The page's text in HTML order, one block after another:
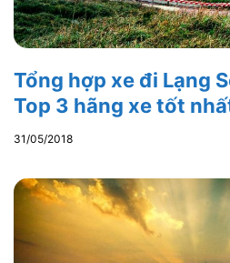
Tổng hợp xe đi Lạng
Top 3 hãng xe tốt
31/05/2018